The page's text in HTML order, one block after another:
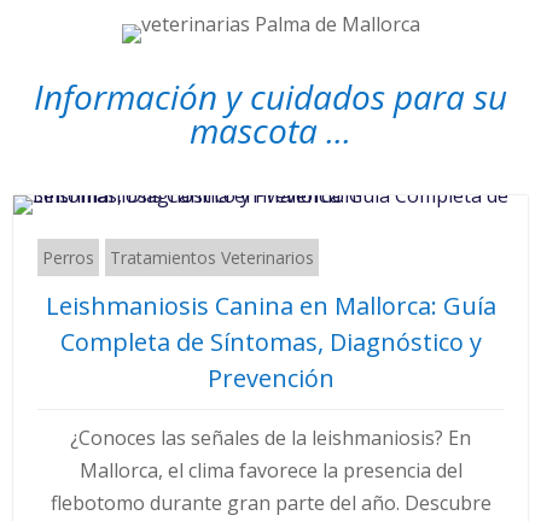
Información y cuidados para su
mascota ...
Perros Tratamientos Veterinarios
Leishmaniosis Canina en Mallorca: Guía
Completa de Síntomas, Diagnóstico y
Prevención
¿Conoces las señales de la leishmaniosis? En
Mallorca, el clima favorece la presencia del
flebotomo durante gran parte del año. Descubre